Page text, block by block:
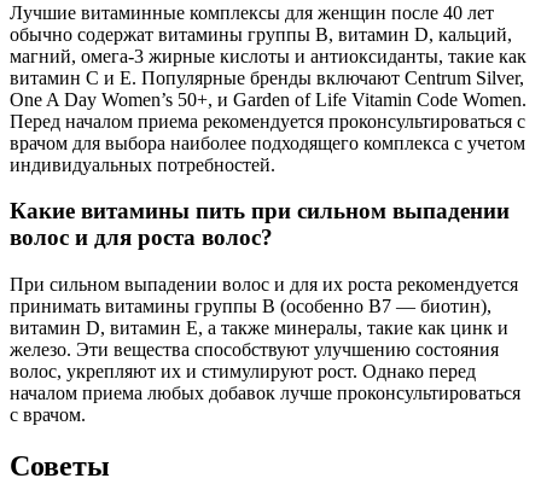
Лучшие витаминные комплексы для женщин после 40 лет
обычно содержат витамины группы B, витамин D, кальций,
магний, омега-3 жирные кислоты и антиоксиданты, такие как
витамин C и E. Популярные бренды включают Centrum Silver,
One A Day Women’s 50+, и Garden of Life Vitamin Code Women.
Перед началом приема рекомендуется проконсультироваться с
врачом для выбора наиболее подходящего комплекса с учетом
индивидуальных потребностей.
Какие витамины пить при сильном выпадении
волос и для роста волос?
При сильном выпадении волос и для их роста рекомендуется
принимать витамины группы B (особенно B7 — биотин),
витамин D, витамин E, а также минералы, такие как цинк и
железо. Эти вещества способствуют улучшению состояния
волос, укрепляют их и стимулируют рост. Однако перед
началом приема любых добавок лучше проконсультироваться
с врачом.
Советы